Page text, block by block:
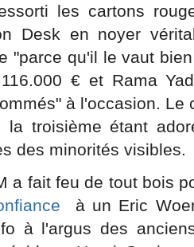
les cartons
Desk en noyer
"parce qu'il le vaut
€ et Rama
à l'occasion. Le
la troisième étant
des minorités visibles.
a fait feu de tout bois
à un Eric
à l'argus des